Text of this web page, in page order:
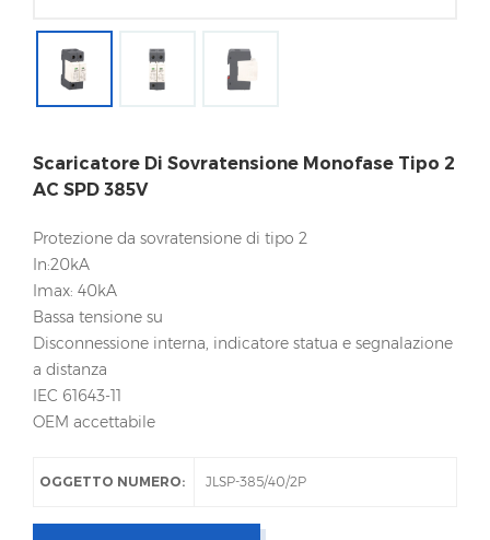
Scaricatore Di Sovratensione Monofase Tipo 2
AC SPD 385V
Protezione da sovratensione di tipo 2
In:20kA
Imax: 40kA
Bassa tensione su
Disconnessione interna, indicatore statua e segnalazione
a distanza
IEC 61643-11
OEM accettabile
OGGETTO NUMERO: JLSP-385/40/2P